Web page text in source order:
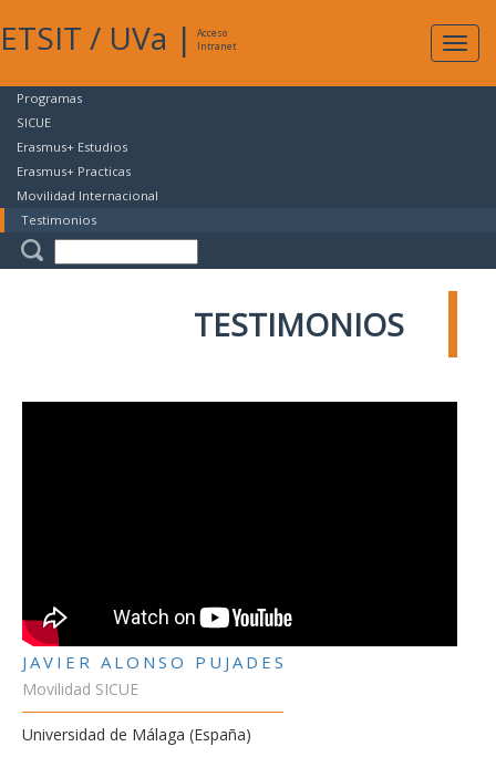
ETSIT / UVa |
Acceso
Intranet
Programas
SICUE
Erasmus+ Estudios
Erasmus+ Practicas
Movilidad Internacional
Testimonios
TESTIMONIOS
JAVIER ALONSO PUJADES
Movilidad SICUE
Universidad de Málaga (España)